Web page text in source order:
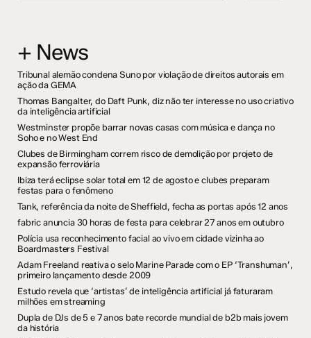
+ News
Tribunal alemão condena Suno por violação de direitos autorais em
ação da GEMA
Thomas Bangalter, do Daft Punk, diz não ter interesse no uso criativo
da inteligência artificial
Westminster propõe barrar novas casas com música e dança no
Soho e no West End
Clubes de Birmingham correm risco de demolição por projeto de
expansão ferroviária
Ibiza terá eclipse solar total em 12 de agosto e clubes preparam
festas para o fenômeno
Tank, referência da noite de Sheffield, fecha as portas após 12 anos
fabric anuncia 30 horas de festa para celebrar 27 anos em outubro
Polícia usa reconhecimento facial ao vivo em cidade vizinha ao
Boardmasters Festival
Adam Freeland reativa o selo Marine Parade com o EP ‘Transhuman’,
primeiro lançamento desde 2009
Estudo revela que ‘artistas’ de inteligência artificial já faturaram
milhões em streaming
Dupla de DJs de 5 e 7 anos bate recorde mundial de b2b mais jovem
da história